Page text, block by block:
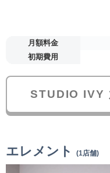
月額料金
初期費用
STUDIO IVY
エレメント (1店舗)